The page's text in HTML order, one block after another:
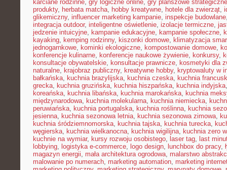
karciane rodzinne, gry logiczne online, gry planszowe strategiczne
produkty, herbata matcha, hobby kreatywne, hotele dla zwierząt,
glikemiczny, influencer marketing kampanie, inspekcje budowlane
integracja outdoor, inteligentne oświetlenie, izolacje termiczne,
jedzenie intuicyjne, kampanie edukacyjne, kampanie społeczne,
kayaking, kemping rodzinny, kiszonki domowe, klimatyzacja
jednogarnkowe, kominki ekologiczne, kompostowanie domowe,
konferencje kulinarne, konferencje naukowe żywienie, konkursy,
konsultacje obywatelskie, konsultacje prawnicze, kosmetyki dla
naturalne, krajobraz publiczny, kreatywne hobby, kryptowaluty w
bałkańska, kuchnia brazylijska, kuchnia czeska, kuchnia
grecka, kuchnia gruzińska, kuchnia hiszpańska, kuchnia indyjska
koreańska, kuchnia libańska, kuchnia marokańska, kuchnia
międzynarodowa, kuchnia molekularna, kuchnia niemiecka,
peruwiańska, kuchnia portugalska, kuchnia roślinna, kuchnia
jesienna, kuchnia sezonowa letnia, kuchnia sezonowa zimowa,
kuchnia śródziemnomorska, kuchnia tajska, kuchnia turecka,
węgierska, kuchnia wielkanocna, kuchnia wigilijna, kuchnia zero
kuchnie na wymiar, kursy rozwoju osobistego, laser tag, last
lobbying, logistyka e-commerce, logo design, lunchbox do pracy,
magazyn energii, mała architektura ogrodowa, malarstwo
malowanie po numerach, marketing automation, marketing